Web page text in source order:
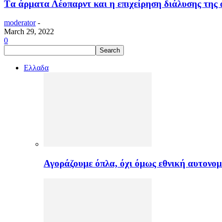
Tα άρματα Λέοπαρντ και η επιχείρηση διάλυσης της
moderator -
March 29, 2022
0
Ελλαδα
Αγοράζουμε όπλα, όχι όμως εθνική